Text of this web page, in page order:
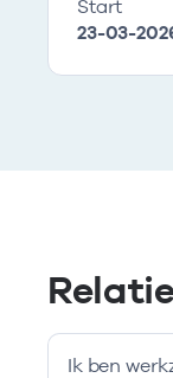
Start
23-03-
Ik ben